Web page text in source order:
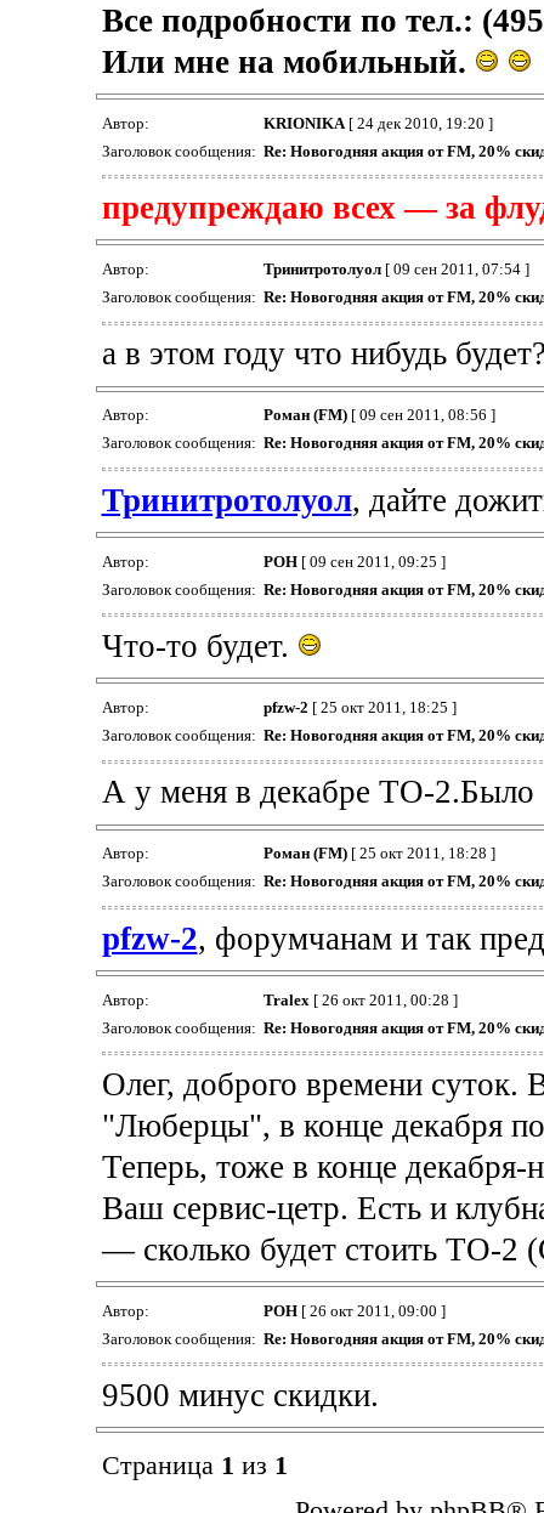
Все подробности по тел.:
Или мне на мобильный.
Автор: KRIONIKA[ 24 дек 2010, 19:20 ]
Заголовок сообщения: Re: Новогодняя акция от FM, 20%
предупреждаю всех — за
Автор: Тринитротолуол[ 09 сен 2011, 07:54 ]
Заголовок сообщения: Re: Новогодняя акция от FM, 20%
а в этом году что нибудь
Автор: Роман (FM)[ 09 сен 2011, 08:56 ]
Заголовок сообщения: Re: Новогодняя акция от FM, 20%
Тринитротолуол, дайте
Автор: РОН[ 09 сен 2011, 09:25 ]
Заголовок сообщения: Re: Новогодняя акция от FM, 20%
Что-то будет.
Автор: pfzw-2 [ 25 окт 2011, 18:25 ]
Заголовок сообщения: Re: Новогодняя акция от FM, 20%
А у меня в декабре ТО-2.Было
Автор: Роман (FM)[ 25 окт 2011, 18:28 ]
Заголовок сообщения: Re: Новогодняя акция от FM, 20%
pfzw-2, форумчанам и так
Автор: Tralex [ 26 окт 2011, 00:28 ]
Заголовок сообщения: Re: Новогодняя акция от FM, 20%
Олег, доброго времени
"Люберцы", в конце декабря
Теперь, тоже в конце декабря-
Ваш сервис-цетр. Есть и
— сколько будет стоить ТО-2
Автор: РОН[ 26 окт 2011, 09:00 ]
Заголовок сообщения: Re: Новогодняя акция от FM, 20%
9500 минус скидки.
Страница 1 из 1